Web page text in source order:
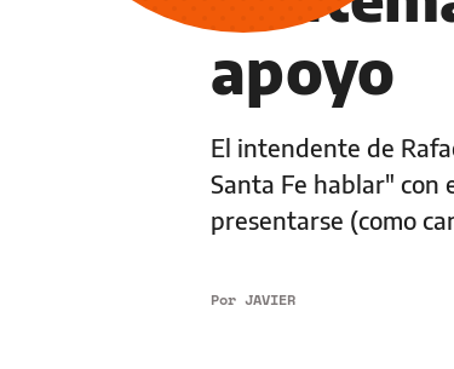
apoyo
El intendente de
Santa Fe hablar" con
presentarse (como
Por JAVIER